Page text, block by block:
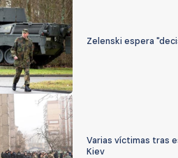
Zelenski espera
Varias víctimas tras
Kiev